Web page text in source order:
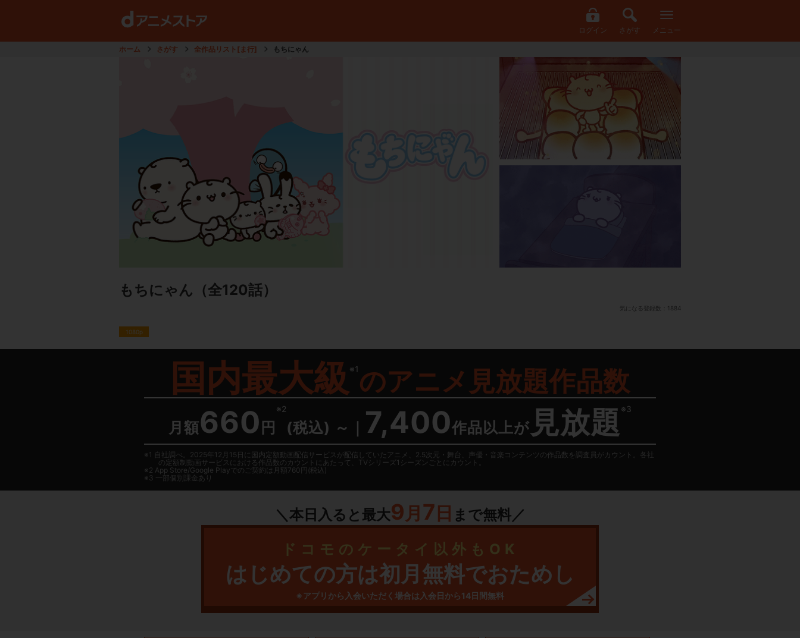
ログイン さがす メニュー
ホーム さがす 全作品リスト[ま行] もちにゃん
もちにゃん （全120話）
気になる登録数： 1884
1080p
国内最大級 ※1 のアニメ見放題作品数
月額660 円
※2
(税込) ～ 7,400作品以上が 見放題 ※3
1 自社調べ。2025年12月15日に国内定額動画配信サービスが配信していたアニメ、2.5次元・舞台、声優・音楽コンテンツの作品数を調査員がカウント。各社
の定額制動画サービスにおける作品数のカウントにあたって、TVシリーズ1シーズンごとにカウント。
2 App Store/Google Playでのご契約は月額760円(税込)
3 一部個別課金あり
＼本日入ると最大9月 7 日 まで無料／
ドコモのケータイ以外もOK
はじめての方は初月無料でおためし
※アプリから入会いただく場合は入会日から14日間無料